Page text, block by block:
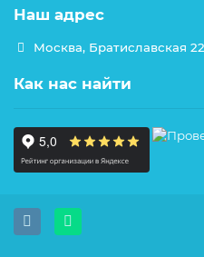
Наш адрес
Москва, Братиславская 22
Как нас найти